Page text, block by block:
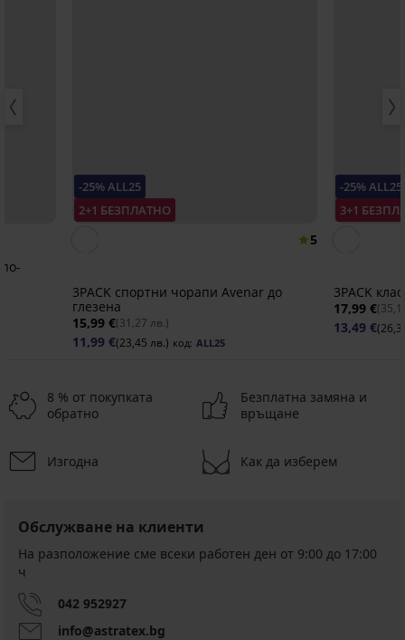
-25% ALL25
2+1 БЕЗПЛАТНО
5
3PACK спортни чорапи Avenar до
глезена
15,99 €(31,27 лв.)
11,99 €(23,45 лв.) код: ALL25
-25% ALL25
3+1
3PACK
17,99 €
13,49 €
8 % от покупката
обратно
Безплатна замяна и
връщане
Изгодна Как да изберем
Обслужване на клиенти
На разположение сме всеки работен ден от 9:00 до 17:00
ч
042 952927
info@astratex.bg